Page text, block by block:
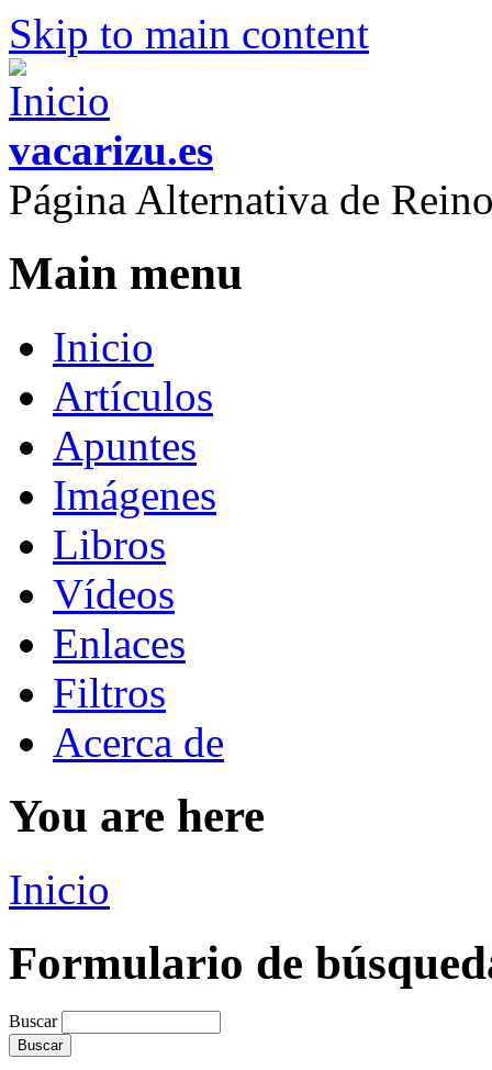
Skip to main content
vacarizu.es
Página Alternativa de
Main menu
Inicio
Artículos
Apuntes
Imágenes
Libros
Vídeos
Enlaces
Filtros
Acerca de
You are here
Inicio
Formulario de
Buscar